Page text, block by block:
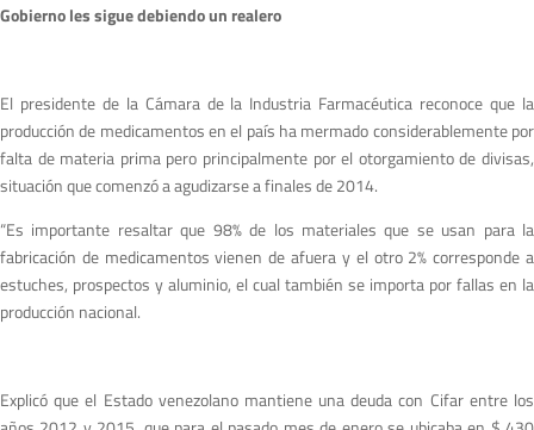
Gobierno les sigue debiendo un realero
El presidente de la Cámara de la Industria Farmacéutica reconoce que la
producción de medicamentos en el país ha mermado considerablemente por
falta de materia prima pero principalmente por el otorgamiento de divisas,
situación que comenzó a agudizarse a finales de 2014.
“Es importante resaltar que 98% de los materiales que se usan para la
fabricación de medicamentos vienen de afuera y el otro 2% corresponde a
estuches, prospectos y aluminio, el cual también se importa por fallas en la
producción nacional.
Explicó que el Estado venezolano mantiene una deuda con Cifar entre los